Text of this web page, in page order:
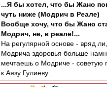
...Я бы хотел, что бы Жано
чуть ниже (Модрич в Реале)
Вообще хочу, что бы Жано
Модрич, не, в реале!...
На регулярной основе - вряд
Модрича здоровья больше
мечтаешь о Модриче - советую
к Аязу Гулиеву...